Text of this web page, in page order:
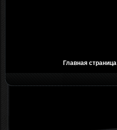
Главная страница